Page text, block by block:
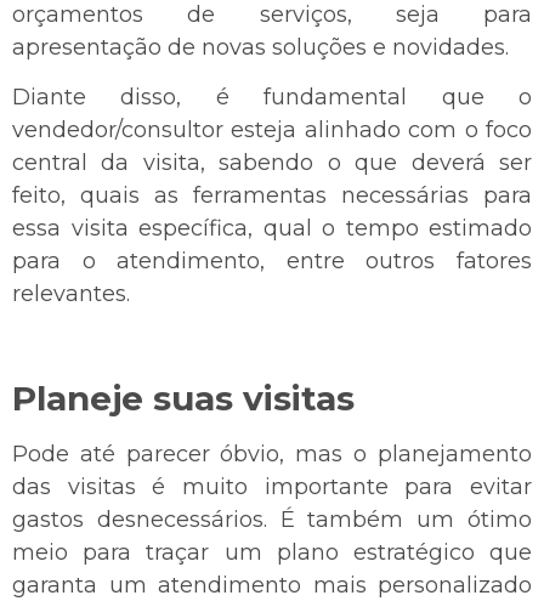
orçamentos de serviços, seja para
apresentação de novas soluções e novidades.
Diante disso, é fundamental que o
vendedor/consultor esteja alinhado com o foco
central da visita, sabendo o que deverá ser
feito, quais as ferramentas necessárias para
essa visita específica, qual o tempo estimado
para o atendimento, entre outros fatores
relevantes.
Planeje suas visitas
Pode até parecer óbvio, mas o planejamento
das visitas é muito importante para evitar
gastos desnecessários. É também um ótimo
meio para traçar um plano estratégico que
garanta um atendimento mais personalizado